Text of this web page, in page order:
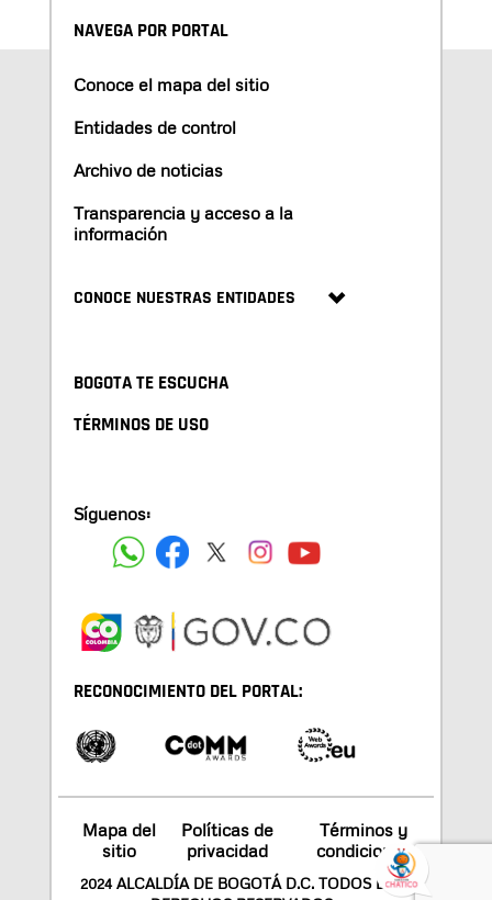
NAVEGA POR PORTAL
Conoce el mapa del sitio
Entidades de control
Archivo de noticias
Transparencia y acceso a la
información
CONOCE NUESTRAS ENTIDADES
BOGOTA TE ESCUCHA
TÉRMINOS DE USO
Síguenos:
RECONOCIMIENTO DEL PORTAL:
Mapa del
sitio
Políticas de
privacidad
Términos y
condiciones
2024 ALCALDÍA DE BOGOTÁ D.C. TODOS LOS